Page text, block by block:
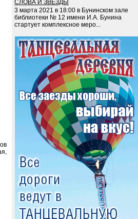
СЛОВА И ЗВЕЗДЫ
3 марта 2021 в 18:00 в Бунинском зале
библиотеки № 12 имени И.А. Бунина
стартует комплексное меро...